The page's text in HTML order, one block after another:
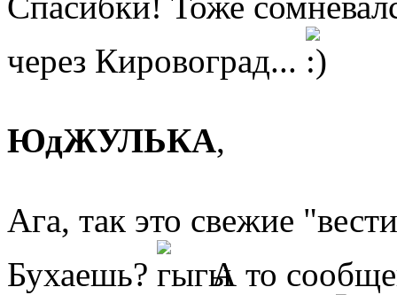
через Кировоград...
ЮдЖУЛЬКА,
Ага, так это свежие
Бухаешь?
А то